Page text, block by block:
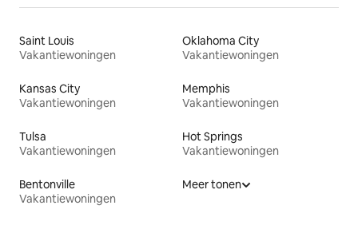
Saint Louis
Vakantiewoningen
Oklahoma City
Vakantiewoningen
Kansas City
Vakantiewoningen
Memphis
Vakantiewoningen
Tulsa
Vakantiewoningen
Hot Springs
Vakantiewoningen
Bentonville
Vakantiewoningen
Meer tonen